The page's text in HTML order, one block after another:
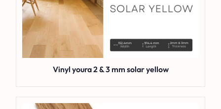
Vinyl youra 2 & 3 mm solar yellow